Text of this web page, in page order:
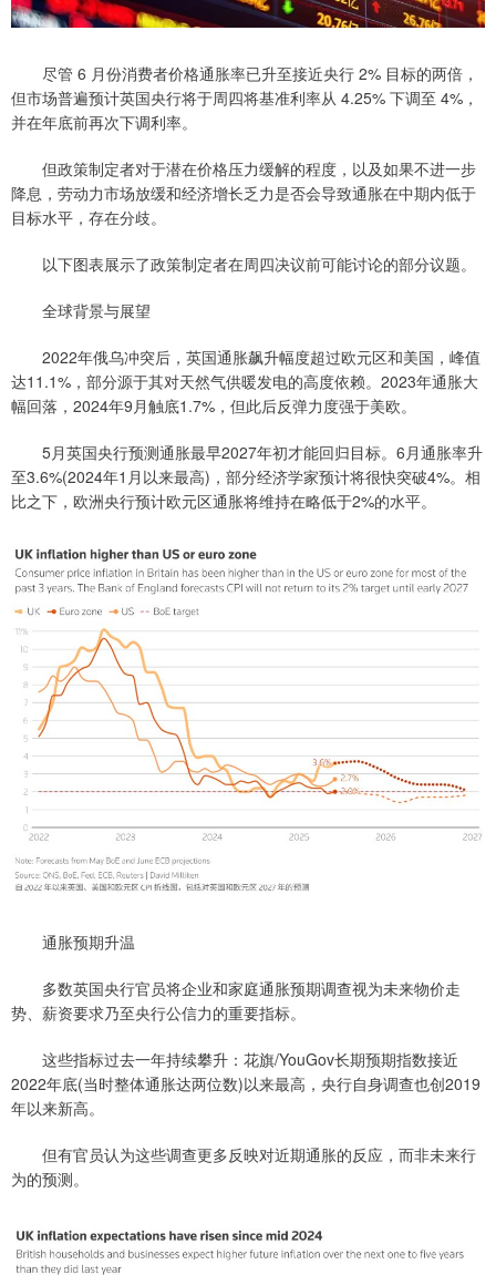
尽管 6 月份消费者价格通胀率已升至接近央行 2% 目标的两倍，
但市场普遍预计英国央行将于周四将基准利率从 4.25% 下调至 4%，
并在年底前再次下调利率。
但政策制定者对于潜在价格压力缓解的程度，以及如果不进一步
降息，劳动力市场放缓和经济增长乏力是否会导致通胀在中期内低于
目标水平，存在分歧。
以下图表展示了政策制定者在周四决议前可能讨论的部分议题。
全球背景与展望
2022年俄乌冲突后，英国通胀飙升幅度超过欧元区和美国，峰值
达11.1%，部分源于其对天然气供暖发电的高度依赖。2023年通胀大
幅回落，2024年9月触底1.7%，但此后反弹力度强于美欧。
5月英国央行预测通胀最早2027年初才能回归目标。6月通胀率升
至3.6%(2024年1月以来最高)，部分经济学家预计将很快突破4%。相
比之下，欧洲央行预计欧元区通胀将维持在略低于2%的水平。
通胀预期升温
多数英国央行官员将企业和家庭通胀预期调查视为未来物价走
势、薪资要求乃至央行公信力的重要指标。
这些指标过去一年持续攀升：花旗/YouGov长期预期指数接近
2022年底(当时整体通胀达两位数)以来最高，央行自身调查也创2019
年以来新高。
但有官员认为这些调查更多反映对近期通胀的反应，而非未来行
为的预测。